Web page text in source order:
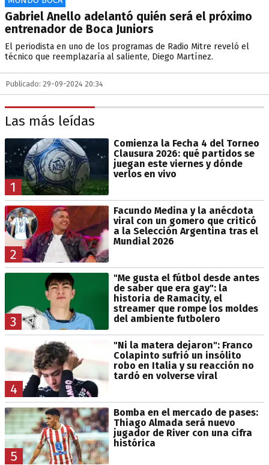
Gabriel Anello adelantó quién será el próximo
entrenador de Boca Juniors
El periodista en uno de los programas de Radio Mitre reveló el
técnico que reemplazaría al saliente, Diego Martínez.
Publicado: 29-09-2024 20:34
Las más leídas
1
Comienza la Fecha 4 del Torneo
Clausura 2026: qué partidos se
juegan este viernes y dónde
verlos en vivo
2
Facundo Medina y la anécdota
viral con un gomero que criticó
a la Selección Argentina tras el
Mundial 2026
3
"Me gusta el fútbol desde antes
de saber que era gay": la
historia de Ramacity, el
streamer que rompe los moldes
del ambiente futbolero
4
"Ni la matera dejaron": Franco
Colapinto sufrió un insólito
robo en Italia y su reacción no
tardó en volverse viral
5
Bomba en el mercado de pases:
Thiago Almada será nuevo
jugador de River con una cifra
histórica